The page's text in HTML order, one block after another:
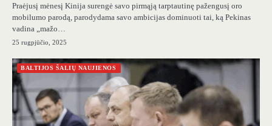
Praėjusį mėnesį Kinija surengė savo pirmąją tarptautinę pažengusį oro
mobilumo parodą, parodydama savo ambicijas dominuoti tai, ką Pekinas
vadina „mažo…
25 rugpjūčio, 2025
BALTIJOS ŠALIŲ NAUJIENOS